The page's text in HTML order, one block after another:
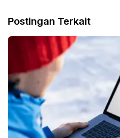
Postingan Terkait